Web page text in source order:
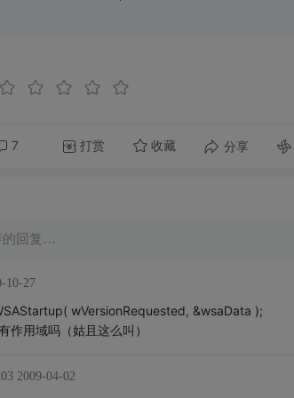
7 打赏 收藏 分享
的回复…
10-27
wVersionRequested, &wsaData );
作用域吗（姑且这么叫）
2009-04-02